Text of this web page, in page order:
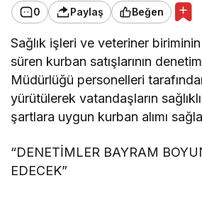
0 Paylaş Beğen
Sağlık işleri ve veteriner
süren kurban satışlarının
Müdürlüğü personelleri
yürütülerek vatandaşların
şartlara uygun kurban alımı
“DENETİMLER BAYRAM
EDECEK”